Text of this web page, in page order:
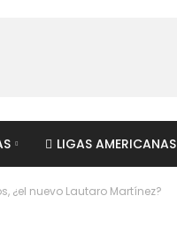
LIGAS AMERICANAS
¿el nuevo Lautaro Martínez?